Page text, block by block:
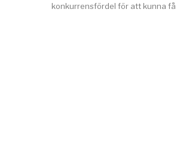
konkurrensfördel för att kunna få